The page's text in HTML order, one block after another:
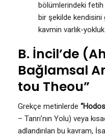
bölümlerindeki
bir şekilde kendisini
kavmin varlık-
B. İncil’de
Bağlamsal
tou Theou”
Grekçe metinlerde
– Tanrı’nın Yolu) veya
adlandırılan bu kavram,